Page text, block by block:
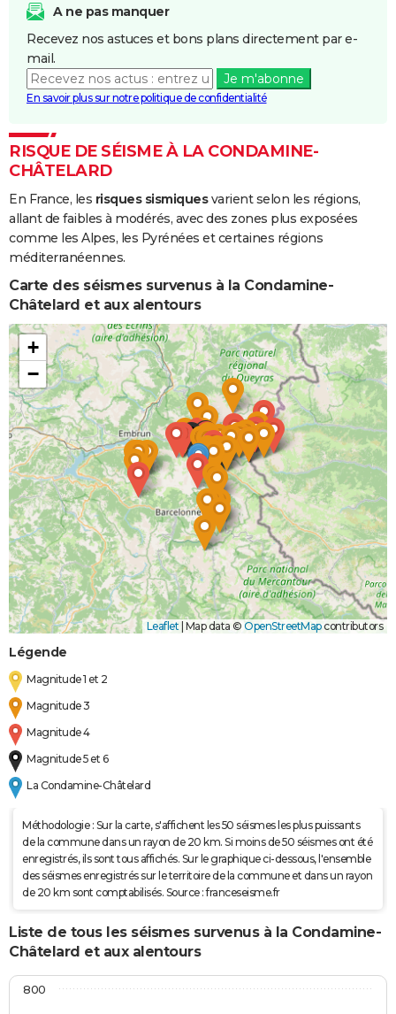
A ne pas manquer
Recevez nos astuces et bons plans directement par e-
mail.
Je m'abonne
En savoir plus sur notre politique de confidentialité
RISQUE DE SÉISME À LA CONDAMINE-
CHÂTELARD
En France, les risques sismiquesvarient selon les régions,
allant de faibles à modérés, avec des zones plus exposées
comme les Alpes, les Pyrénées et certaines régions
méditerranéennes.
Carte des séismes survenus à la Condamine-
Châtelard et aux alentours
+
−
Leaflet | Map data © OpenStreetMapcontributors
Légende
Magnitude 1 et 2
Magnitude 3
Magnitude 4
Magnitude 5 et 6
La Condamine-Châtelard
Méthodologie : Sur la carte, s'affichent les 50 séismes les plus puissants
de la commune dans un rayon de 20 km. Si moins de 50 séismes ont été
enregistrés, ils sont tous affichés. Sur le graphique ci-dessous, l'ensemble
des séismes enregistrés sur le territoire de la commune et dans un rayon
de 20 km sont comptabilisés. Source : franceseisme.fr
Liste de tous les séismes survenus à la Condamine-
Châtelard et aux alentours
800